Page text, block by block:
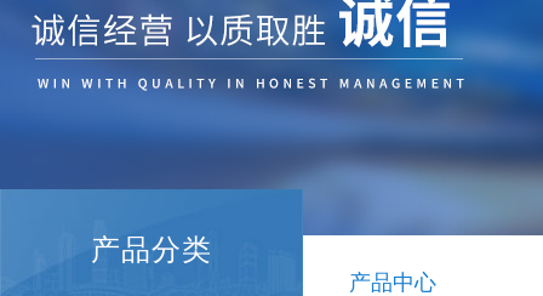
产品分类
产品中心